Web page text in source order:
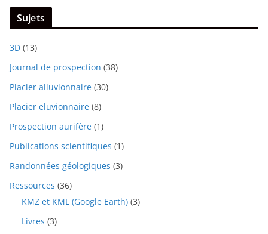
Sujets
3D (13)
Journal de prospection (38)
Placier alluvionnaire (30)
Placier eluvionnaire (8)
Prospection aurifère (1)
Publications scientifiques (1)
Randonnées géologiques (3)
Ressources (36)
KMZ et KML (Google Earth) (3)
Livres (3)